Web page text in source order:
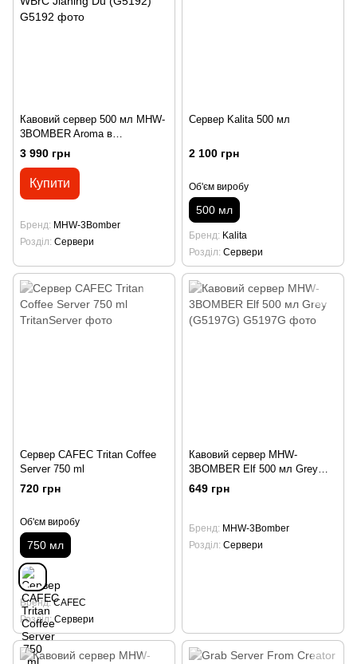
Кавовий сервер 500 мл MHW-
3BOMBER Aroma в
колаборації з чемпіонкою
WBrC Jianing Du (G5192)
3 990 грн
Купити
Бренд MHW-3Bomber
Розділ Сервери
Сервер Kalita 500 мл
2 100 грн
Об'єм виробу
500 мл
Бренд Kalita
Розділ Сервери
Сервер CAFEC Tritan Coffee
Server 750 ml
720 грн
Об'єм виробу
750 мл
Бренд CAFEC
Розділ Сервери
Кавовий сервер MHW-
3BOMBER Elf 500 мл Grey
(G5197G)
649 грн
Бренд MHW-3Bomber
Розділ Сервери